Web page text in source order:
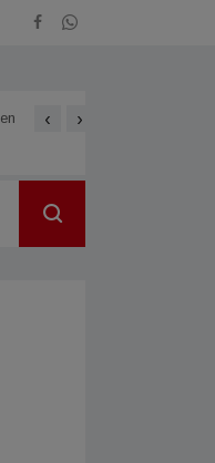
LOMAS DE VALLEJO
‹ ›